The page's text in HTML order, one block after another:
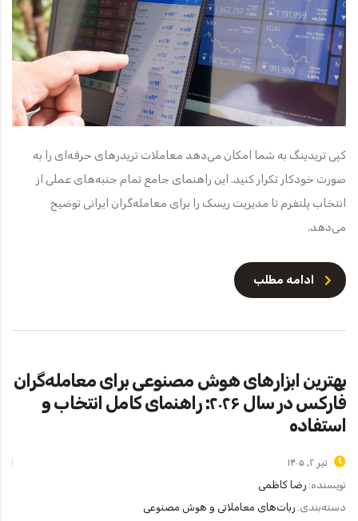
کپی تریدینگ به شما امکان می‌دهد معاملات تریدرهای حرفه‌ای را به
صورت خودکار تکرار کنید. این راهنمای جامع تمام جنبه‌های عملی از
انتخاب پلتفرم تا مدیریت ریسک را برای معامله‌گران ایرانی توضیح
می‌دهد.
ادامه مطلب
بهترین ابزارهای هوش مصنوعی برای معامله‌گران
فارکس در سال ۲۰۲۶: راهنمای کامل انتخاب و
استفاده
تیر ۲, ۱۴۰۵
نویسنده: رضا کاظمی
دسته‌بندی: ربات‌های معاملاتی و هوش مصنوعی